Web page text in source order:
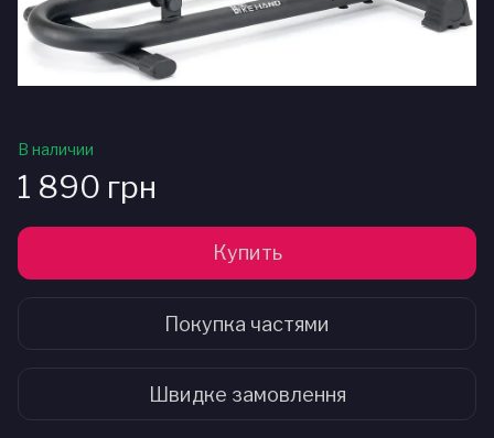
В наличии
1 890 грн
Купить
Покупка частями
Швидке замовлення